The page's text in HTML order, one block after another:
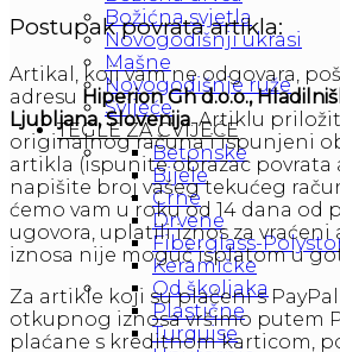
Božićna svjetla
Novogodišnji ukrasi
Mašne
Novogodišnje ruže
Svijeće
TEGLE ZA CVIJEĆE
Betonske
Bijele
Crne
Drvene
Fiberglass-
Keramičke
Od školjaka
Plastične
Turquise
Postupak povrata artikla:
Artikal, koji vam ne odgovara,
adresu Hiperion Gh d.o.o.,
Ljubljana, Slovenija. Artiklu
originalnog računa i ispunjeni
artikla (ispunite obrazac povrata
napišite broj vašeg tekućeg
ćemo vam u roku od 14 dana od
ugovora, uplatili iznos za vraćeni
iznosa nije moguć isplatom u
Za artikle koji su plaćeni s
otkupnog iznosa vršimo putem
plaćane s kreditnom karticom,